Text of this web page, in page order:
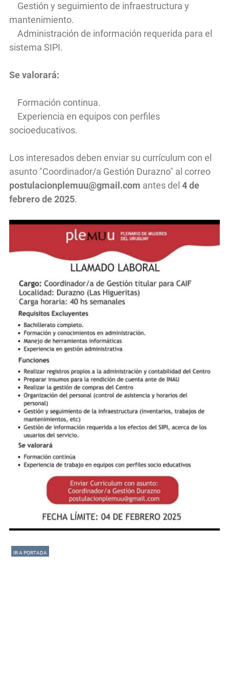
Gestión y seguimiento de infraestructura y
mantenimiento.
Administración de información requerida para el
sistema SIPI.
Se valorará:
Formación continua.
Experiencia en equipos con perfiles
socioeducativos.
Los interesados deben enviar su currículum con el
asunto "Coordinador/a Gestión Durazno" al correo
postulacionplemuu@gmail.com antes del 4 de
febrero de 2025.
IR A PORTADA